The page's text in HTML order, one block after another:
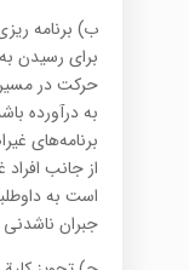
ب) برنامه
برای رسیدن
حرکت در
به درآورده
برنامه‌های
از جانب
است به
جبران